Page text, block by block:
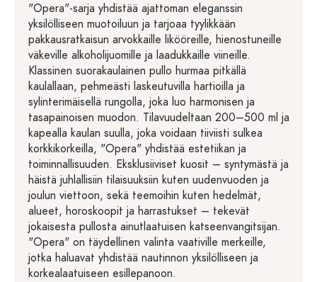
"Opera"-sarja yhdistää ajattoman eleganssin
yksilölliseen muotoiluun ja tarjoaa tyylikkään
pakkausratkaisun arvokkaille likööreille, hienostuneille
väkeville alkoholijuomille ja laadukkaille viineille.
Klassinen suorakaulainen pullo hurmaa pitkällä
kaulallaan, pehmeästi laskeutuvilla hartioilla ja
sylinterimäisellä rungolla, joka luo harmonisen ja
tasapainoisen muodon. Tilavuudeltaan 200–500 ml ja
kapealla kaulan suulla, joka voidaan tiiviisti sulkea
korkkikorkeilla, "Opera" yhdistää estetiikan ja
toiminnallisuuden. Eksklusiiviset kuosit – syntymästä ja
häistä juhlallisiin tilaisuuksiin kuten uudenvuoden ja
joulun viettoon, sekä teemoihin kuten hedelmät,
alueet, horoskoopit ja harrastukset – tekevät
jokaisesta pullosta ainutlaatuisen katseenvangitsijan.
"Opera" on täydellinen valinta vaativille merkeille,
jotka haluavat yhdistää nautinnon yksilölliseen ja
korkealaatuiseen esillepanoon.